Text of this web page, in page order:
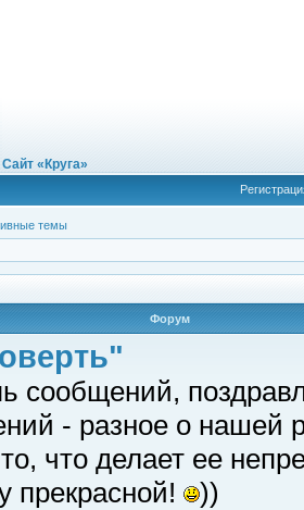
Сайт «Круга»
темы
Форум
сообщений,
- разное о нашей
что делает ее
прекрасной!
))